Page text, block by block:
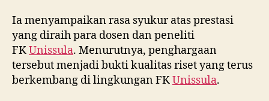
Ia menyampaikan rasa syukur atas prestasi
yang diraih para dosen dan peneliti
FKUnissula. Menurutnya, penghargaan
tersebut menjadi bukti kualitas riset yang terus
berkembang di lingkungan FKUnissula.